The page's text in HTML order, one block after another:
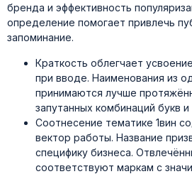
бренда и эффективность
определение помогает привлечь
запоминание.
Краткость облегчает
при вводе. Наименования из
принимаются лучше
запутанных комбинаций букв и
Соотнесение тематике 1вин
вектор работы. Название
специфику бизнеса.
соответствуют маркам с